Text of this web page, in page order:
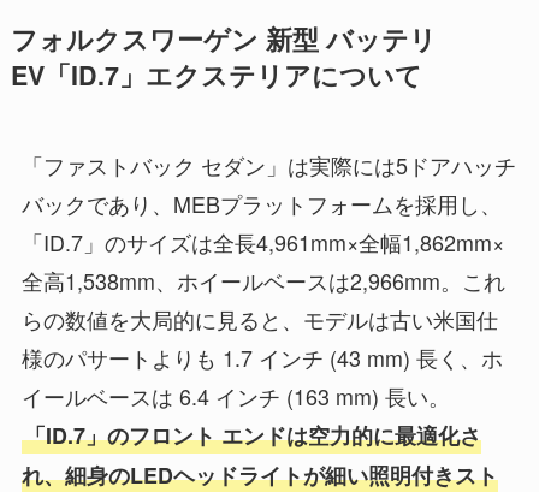
フォルクスワーゲン 新型 バッテリ
EV「ID.7」エクステリアについて
「ファストバック セダン」は実際には5ドアハッチ
バックであり、MEBプラットフォームを採用し、
「ID.7」のサイズは全長4,961mm×全幅1,862mm×
全高1,538mm、ホイールベースは2,966mm。これ
らの数値を大局的に見ると、モデルは古い米国仕
様のパサートよりも 1.7 インチ (43 mm) 長く、ホ
イールベースは 6.4 インチ (163 mm) 長い。
「ID.7」のフロント エンドは空力的に最適化さ
れ、細身のLEDヘッドライトが細い照明付きスト